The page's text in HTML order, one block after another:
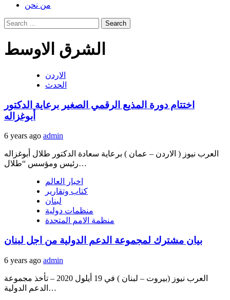
من نحن
Search
for:
الشرق الاوسط
الاردن
الحدث
اختتام دورة المذيع الرقمي الصغير برعاية الدكتور
أبوغزاله
6 years ago admin
العرب نيوز ( الاردن – عمان ) برعاية سعادة الدكتور طلال أبوغزاله
رئيس ومؤسس “طلال…
اخبار العالم
كتاب وتقارير
لبنان
منظمات دولية
منظمة الامم المتحدة
بيان مشترك لمجموعة الدعم الدولية من اجل لبنان
6 years ago admin
العرب نيوز (بيروت – لبنان ) في 19 أيلول 2020 – تأخذ مجموعة
الدعم الدولية…